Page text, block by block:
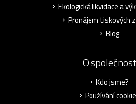
Ekologická likvidace a
Pronájem tiskových
Blog
O
Kdo jsme?
Používání